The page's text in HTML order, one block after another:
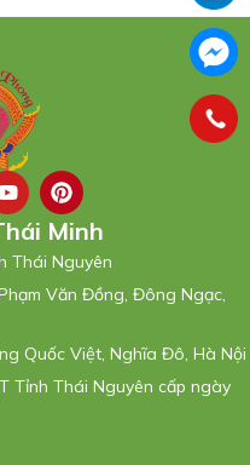
Minh
Thái Nguyên
Văn Đồng, Đông Ngạc,
Quốc Việt, Nghĩa Đô, Hà Nội
Tỉnh Thái Nguyên cấp ngày